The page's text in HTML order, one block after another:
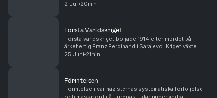
särskilt kända under piraternas guldålder på 1600-
2 Juli 20min
Första Världskriget
Första världskriget började 1914 efter mordet på
ärkehertig Franz Ferdinand i Sarajevo. Kriget växte
snabbt eftersom Europas stormakter redan var
25 Juni 21min
Förintelsen
Förintelsen var nazisternas systematiska förföljelse
och massmord på Europas judar under andra